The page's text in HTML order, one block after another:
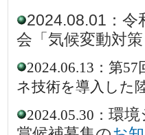
2024.08.01：令
会「気候変動対
2024.06.13：第
ネ技術を導入した
2024.05.30：環境